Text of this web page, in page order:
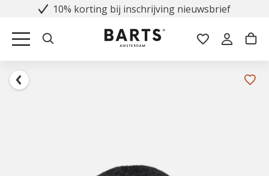
10% korting bij inschrijving nieuwsbrief